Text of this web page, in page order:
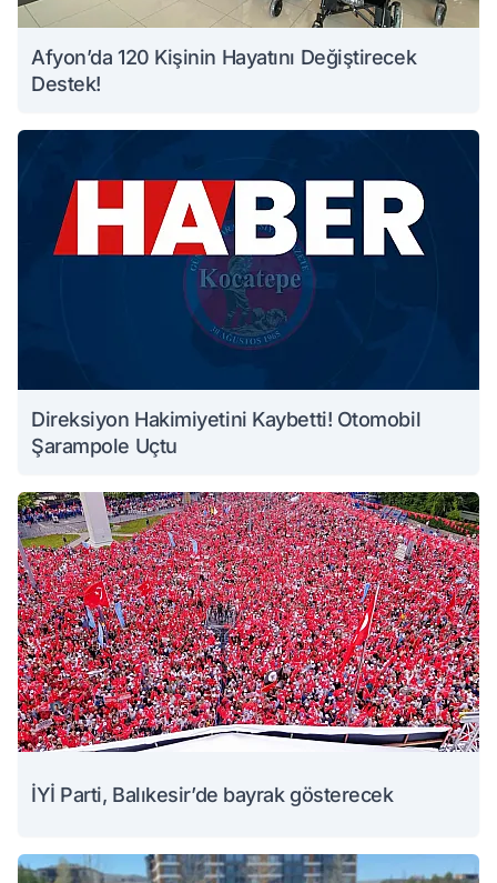
Afyon’da 120 Kişinin Hayatını Değiştirecek
Destek!
Direksiyon Hakimiyetini Kaybetti! Otomobil
Şarampole Uçtu
İYİ Parti, Balıkesir’de bayrak gösterecek